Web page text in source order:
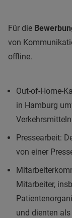
Für die
von
offline.
Out-of-Home-
in Hamburg
Pressearbeit:
von einer
Mitarbeiter,
und dienten